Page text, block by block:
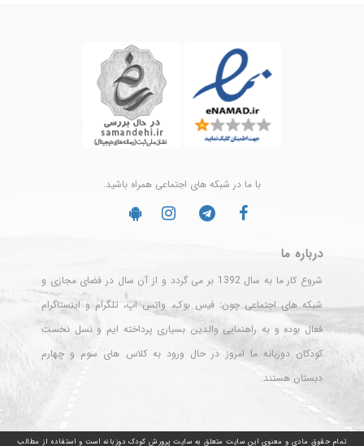
با ما در شبکه های اجتماعی همراه باشید.
درباره ما
شروع کار ما به سال 1392 بر می گردد و از آن سال در فضای مجازی و
شبکه های اجتماعی چون: فیس بوک، واتس اپ، تلگرام و اینستاگرام
فعال بوده و به راهنمایی والدین بسیاری پرداخته ایم و نسل نخست
کودکان دوزبانه ما امروز در حال ورود به کلاس های سوم و چهارم
دبستان هستند.
تمام حقوق مادی و معنوی این سایت متعلق به سایت پرورش کودک دوزبانه است و استفاده از مطالب